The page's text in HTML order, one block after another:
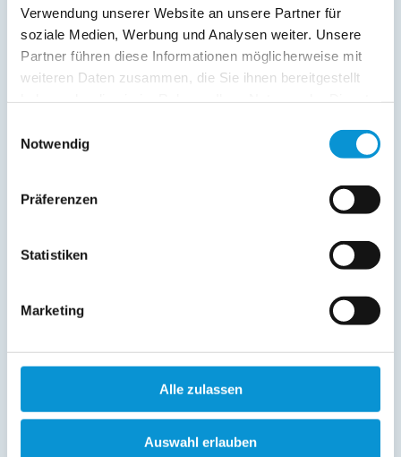
Verwendung unserer Website an unsere Partner für
soziale Medien, Werbung und Analysen weiter. Unsere
Partner führen diese Informationen möglicherweise mit
weiteren Daten zusammen, die Sie ihnen bereitgestellt
Notwendig
Präferenzen
Statistiken
Marketing
Alle zulassen
Auswahl erlauben
Strandkrabbe
in Laboe
Objekttyp Größe Personen
Strandhotel Laboe Nr. 21
Objekttyp Größe
30 m²
Personen